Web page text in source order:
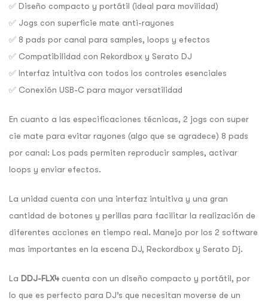
✅ Diseño compacto y portátil (ideal para movilidad)
✅ Jogs con superficie mate anti-rayones
✅ 8 pads por canal para samples, loops y efectos
✅ Compatibilidad con Rekordbox y Serato DJ
✅ Interfaz intuitiva con todos los controles esenciales
✅ Conexión USB-C para mayor versatilidad
En cuanto a las especificaciones técnicas, 2 jogs con super
cie mate para evitar rayones (algo que se agradece) 8 pads
por canal: Los pads permiten reproducir samples, activar
loops y enviar efectos.
La unidad cuenta con una interfaz intuitiva y una gran
cantidad de botones y perillas para facilitar la realización de
diferentes acciones en tiempo real. Manejo por los 2 software
mas importantes en la escena DJ, Reckordbox y Serato Dj.
La DDJ-FLX4 cuenta con un diseño compacto y portátil, por
lo que es perfecto para DJ’s que necesitan moverse de un